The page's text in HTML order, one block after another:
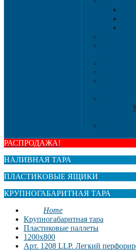
РАСПРОДАЖА!
НАЛИВНАЯ ТАРА
ПЛАСТИКОВЫЕ ЯЩИКИ
КРУПНОГАБАРИТНАЯ ТАРА
Home
Крупногабаритная тара
Пластиковые паллеты
1200х800
Арт. 1208 LLP. Легкий